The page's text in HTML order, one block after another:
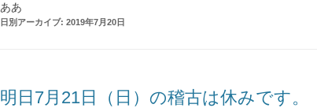
ああ
日別アーカイブ: 2019年7月20日
明日7月21日（日）の稽古は休みです。